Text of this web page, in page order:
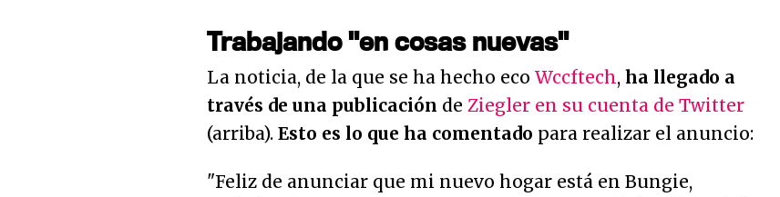
Trabajando "en cosas nuevas"
La noticia, de la que se ha hecho eco Wccftech, ha llegado a
través de una publicación de Ziegler en su cuenta de Twitter
(arriba). Esto es lo que ha comentado para realizar el anuncio:
"Feliz de anunciar que mi nuevo hogar está en Bungie,